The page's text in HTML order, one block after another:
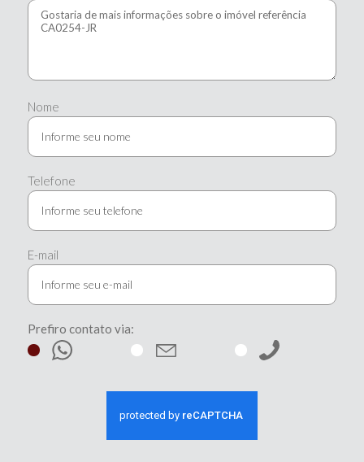
Nome
Telefone
E-mail
Prefiro contato via: